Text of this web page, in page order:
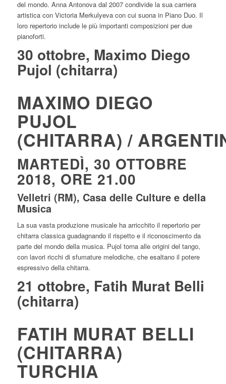
del mondo. Anna Antonova dal 2007 condivide la sua carriera
artistica con Victoria Merkulyeva con cui suona in Piano Duo. Il
loro repertorio include le più importanti composizioni per due
pianoforti.
30 ottobre, Maximo Diego
Pujol (chitarra)
MAXIMO DIEGO
PUJOL
(CHITARRA) /
MARTEDÌ, 30 OTTOBRE
2018, ORE 21.00
Velletri (RM), Casa delle Culture e della
Musica
La sua vasta produzione musicale ha arricchito il repertorio per
chitarra classica guadagnando il rispetto e il riconoscimento da
parte del mondo della musica. Pujol torna alle origini del tango,
con lavori ricchi di sfumature melodiche, che esaltano il potere
espressivo della chitarra.
21 ottobre, Fatih Murat Belli
(chitarra)
FATIH MURAT BELLI
(CHITARRA)
TURCHIA